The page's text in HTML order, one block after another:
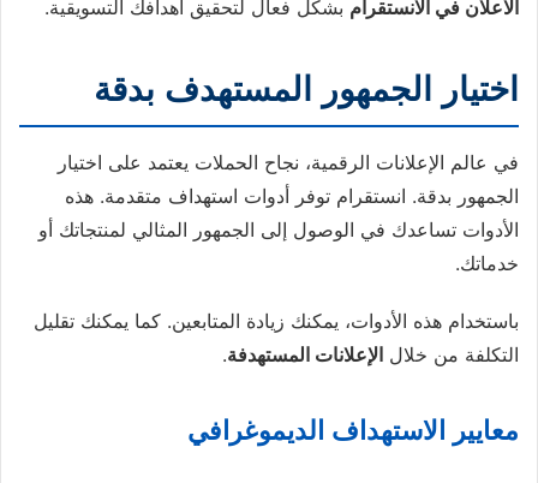
الاعلان في الانستقرام بشكل فعال لتحقيق أهدافك التسويقية.
اختيار الجمهور المستهدف بدقة
في عالم الإعلانات الرقمية، نجاح الحملات يعتمد على اختيار
الجمهور بدقة. انستقرام توفر أدوات استهداف متقدمة. هذه
الأدوات تساعدك في الوصول إلى الجمهور المثالي لمنتجاتك أو
خدماتك.
باستخدام هذه الأدوات، يمكنك زيادة المتابعين. كما يمكنك تقليل
التكلفة من خلال الإعلانات المستهدفة.
معايير الاستهداف الديموغرافي